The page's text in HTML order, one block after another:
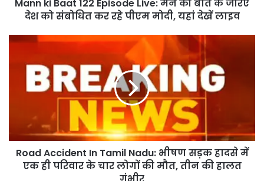
Mann ki Baat 122 Episode Live: मन की बात के जरिए
देश को संबोधित कर रहे पीएम मोदी, यहां देखें लाइव
Road Accident In Tamil Nadu: भीषण सड़क हादसे में
एक ही परिवार के चार लोगों की मौत, तीन की हालत